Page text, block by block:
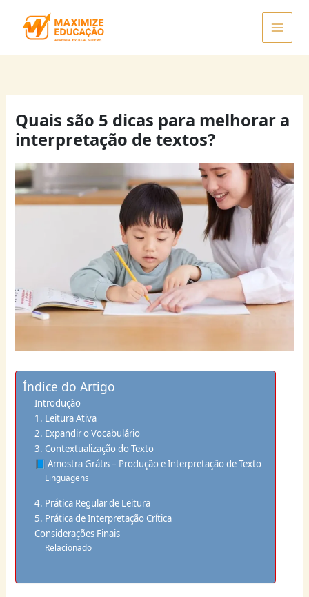
Quais são 5 dicas para melhorar a
interpretação de textos?
Índice do Artigo
Introdução
1. Leitura Ativa
2. Expandir o Vocabulário
3. Contextualização do Texto
📘 Amostra Grátis – Produção e Interpretação de Texto
Linguagens
4. Prática Regular de Leitura
5. Prática de Interpretação Crítica
Considerações Finais
Relacionado